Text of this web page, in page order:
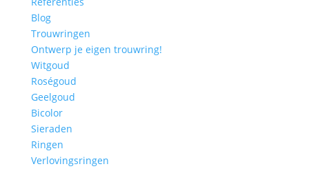
Blog
Trouwringen
Ontwerp je eigen trouwring!
Witgoud
Roségoud
Geelgoud
Bicolor
Sieraden
Ringen
Verlovingsringen